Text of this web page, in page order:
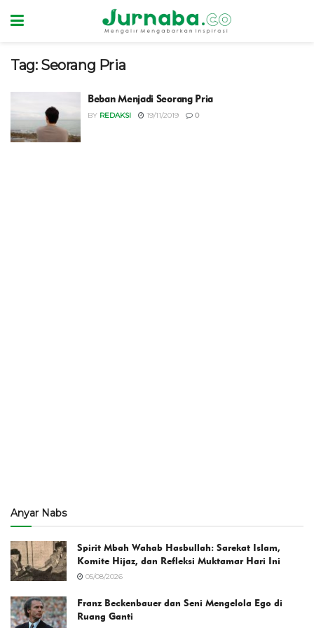
Tag: Seorang Pria
Beban Menjadi Seorang Pria
BY REDAKSI 19/11/2019 0
Anyar Nabs
Spirit Mbah Wahab Hasbullah: Sarekat Islam,
Komite Hijaz, dan Refleksi Muktamar Hari Ini
05/08/2026
Franz Beckenbauer dan Seni Mengelola Ego di
Ruang Ganti